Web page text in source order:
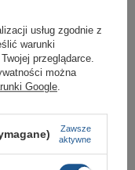
że towar jest
towaru bez
usług zgodnie z
warunki
przeglądarce.
można
Google.
Zawsze
aktywne